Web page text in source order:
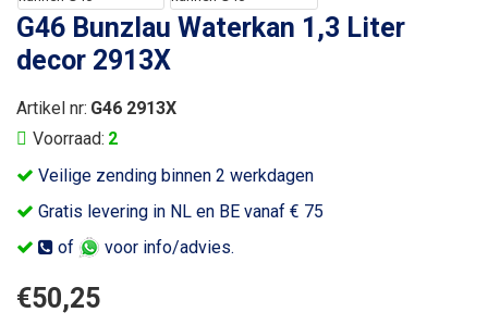
G46 Bunzlau Waterkan 1,3 Liter
decor 2913X
Veilige zending binnen 2 werkdagen
Gratis levering in NL en BE vanaf € 75
of
voor info/advies.
Voorraad: 2
Artikel nr: G46 2913X
€50,25